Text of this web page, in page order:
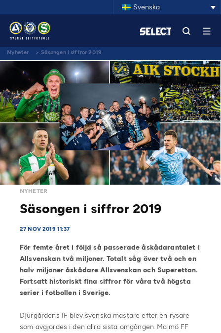
Svenska
Nyheter > Säsongen i siffror 2019
NYHETER
Säsongen i siffror 2019
27 NOV 2019 11:37
För femte året i följd så passerade åskådarantalet i
Allsvenskan två miljoner. Totalt såg över två och en
halv miljoner åskådare Allsvenskan och Superettan.
Fortsatt historiskt fina siffror för våra två högsta
serier i fotbollen i Sverige.
Djurgårdens IF blev svenska mästare efter en rysare
som avgjordes i den allra sista omgången. Malmö FF